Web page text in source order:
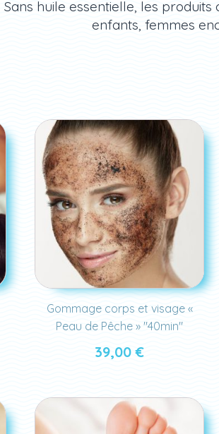
Sans huile essentielle, les
enfants, femmes
Gommage corps et visage «
Peau de Pêche » "40min"
39,00€